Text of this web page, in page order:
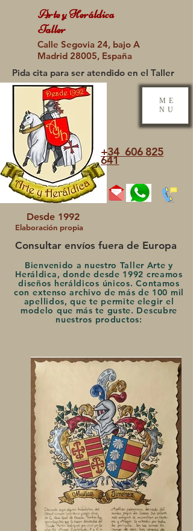
Arte y Heráldica
Taller
Calle Segovia 24, bajo A
Madrid 28005, España
Pida cita para ser atendido en el Taller
+34 606 825
641
ME
NU
Desde 1992
Elaboración propia
Consultar envíos fuera de Europa
Bienvenido a nuestro Taller Arte y
Heráldica, donde desde 1992 creamos
diseños heráldicos únicos. Contamos
con extenso archivo de más de 100 mil
apellidos, que te permite elegir el
modelo que más te guste. Descubre
nuestros productos: